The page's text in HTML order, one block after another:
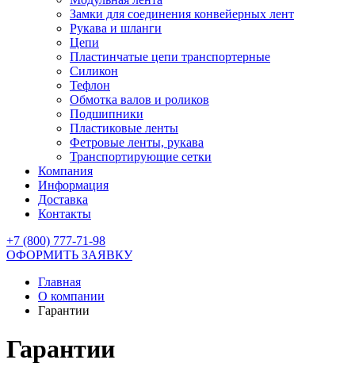
Замки для соединения конвейерных лент
Рукава и шланги
Цепи
Пластинчатые цепи транспортерные
Силикон
Тефлон
Обмотка валов и роликов
Подшипники
Пластиковые ленты
Фетровые ленты, рукава
Транспортирующие сетки
Компания
Информация
Доставка
Контакты
+7 (800) 777-71-98
ОФОРМИТЬ ЗАЯВКУ
Главная
О компании
Гарантии
Гарантии